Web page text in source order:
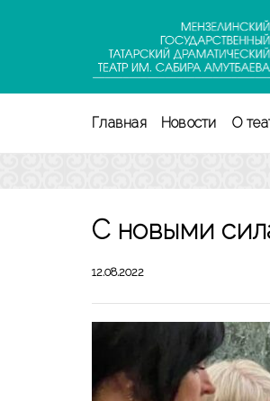
Enter)
Главная Новости О
С новыми
12.08.2022